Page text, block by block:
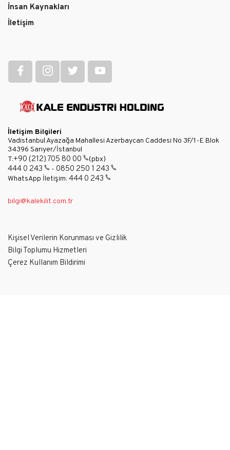
İnsan Kaynakları
İletişim
İletişim Bilgileri
Vadistanbul Ayazağa Mahallesi Azerbaycan Caddesi No 3F/1-E Blok
34396 Sarıyer/İstanbul
T:+90 (212) 705 80 00 (pbx)
444 0 243 - 0850 250 1 243
WhatsApp İletişim: 444 0 243
bilgi@kalekilit.com.tr
Kişisel Verilerin Korunması ve Gizlilik
Bilgi Toplumu Hizmetleri
Çerez Kullanım Bildirimi